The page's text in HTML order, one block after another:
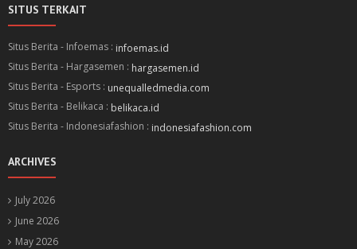
SITUS TERKAIT
Situs Berita - Infoemas : infoemas.id
Situs Berita - Hargasemen : hargasemen.id
Situs Berita - Esports : unequalledmedia.com
Situs Berita - Belikaca : belikaca.id
Situs Berita - Indonesiafashion : indonesiafashion.com
ARCHIVES
July 2026
June 2026
May 2026